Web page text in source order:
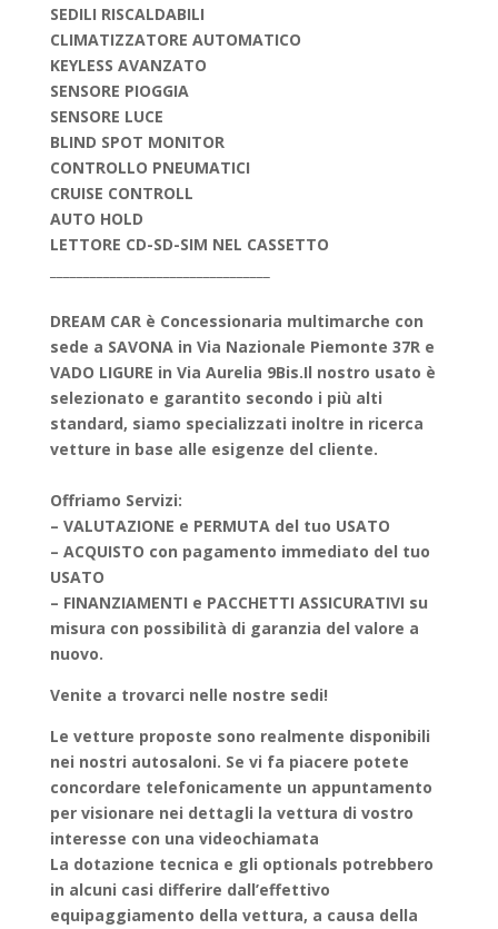
SEDILI RISCALDABILI
CLIMATIZZATORE AUTOMATICO
KEYLESS AVANZATO
SENSORE PIOGGIA
SENSORE LUCE
BLIND SPOT MONITOR
CONTROLLO PNEUMATICI
CRUISE CONTROLL
AUTO HOLD
LETTORE CD-SD-SIM NEL CASSETTO
DREAM CAR è Concessionaria multimarche con
sede a SAVONA in Via Nazionale Piemonte 37R e
VADO LIGURE in Via Aurelia 9Bis.Il nostro usato è
selezionato e garantito secondo i più alti
standard, siamo specializzati inoltre in ricerca
vetture in base alle esigenze del cliente.
Offriamo Servizi:
– VALUTAZIONE e PERMUTA del tuo USATO
– ACQUISTO con pagamento immediato del tuo
USATO
– FINANZIAMENTI e PACCHETTI ASSICURATIVI su
misura con possibilità di garanzia del valore a
nuovo.
Venite a trovarci nelle nostre sedi!
Le vetture proposte sono realmente disponibili
nei nostri autosaloni. Se vi fa piacere potete
concordare telefonicamente un appuntamento
per visionare nei dettagli la vettura di vostro
interesse con una videochiamata
La dotazione tecnica e gli optionals potrebbero
in alcuni casi differire dall’effettivo
equipaggiamento della vettura, a causa della